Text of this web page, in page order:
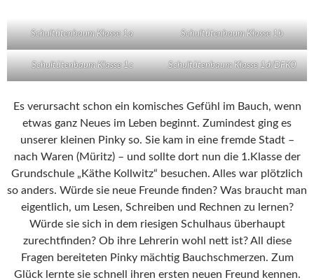
Schultütenbaum Klasse 1a Schultütenbaum Klasse 1b
Schultütenbaum Klasse 1c Schultütenbaum Klasse 1d/DFK0
Es verursacht schon ein komisches Gefühl im Bauch, wenn
etwas ganz Neues im Leben beginnt. Zumindest ging es
unserer kleinen Pinky so. Sie kam in eine fremde Stadt –
nach Waren (Müritz) – und sollte dort nun die 1.Klasse der
Grundschule „Käthe Kollwitz“ besuchen. Alles war plötzlich
so anders. Würde sie neue Freunde finden? Was braucht man
eigentlich, um Lesen, Schreiben und Rechnen zu lernen?
Würde sie sich in dem riesigen Schulhaus überhaupt
zurechtfinden? Ob ihre Lehrerin wohl nett ist? All diese
Fragen bereiteten Pinky mächtig Bauchschmerzen. Zum
Glück lernte sie schnell ihren ersten neuen Freund kennen.